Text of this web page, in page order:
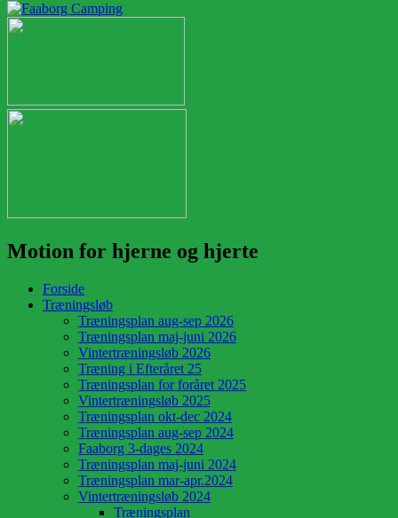
Motion for hjerne og hjerte
Forside
Træningsløb
Træningsplan aug-sep 2026
Træningsplan maj-juni 2026
Vintertræningsløb 2026
Træning i Efteråret 25
Træningsplan for foråret 2025
Vintertræningsløb 2025
Træningsplan okt-dec 2024
Træningsplan aug-sep 2024
Faaborg 3-dages 2024
Træningsplan maj-juni 2024
Træningsplan mar-apr.2024
Vintertræningsløb 2024
Træningsplan